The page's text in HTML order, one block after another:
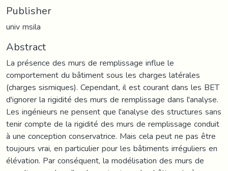
Publisher
univ msila
Abstract
La présence des murs de remplissage influe le
comportement du bâtiment sous les charges latérales
(charges sismiques). Cependant, il est courant dans les BET
d'ignorer la rigidité des murs de remplissage dans l'analyse.
Les ingénieurs ne pensent que l'analyse des structures sans
tenir compte de la rigidité des murs de remplissage conduit
à une conception conservatrice. Mais cela peut ne pas être
toujours vrai, en particulier pour les bâtiments irréguliers en
élévation. Par conséquent, la modélisation des murs de